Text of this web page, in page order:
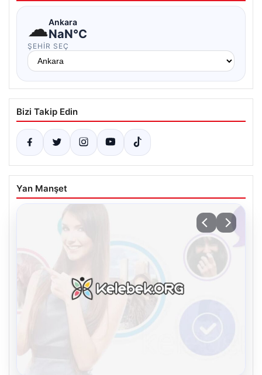
☁Ankara
NaN°C
ŞEHIR SEÇ
Bizi Takip Edin
Yan Manşet